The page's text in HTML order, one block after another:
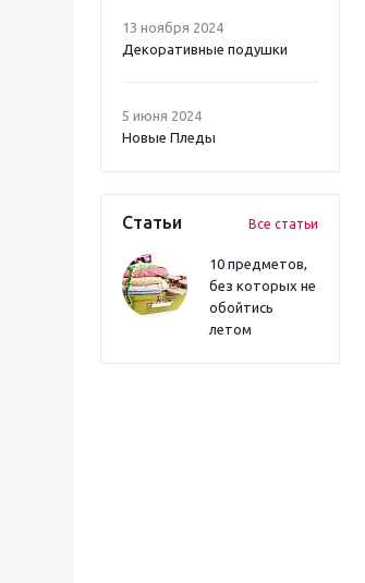
13 ноября 2024
Декоративные подушки
5 июня 2024
Новые Пледы
Статьи Все статьи
10 предметов,
без которых не
обойтись
летом